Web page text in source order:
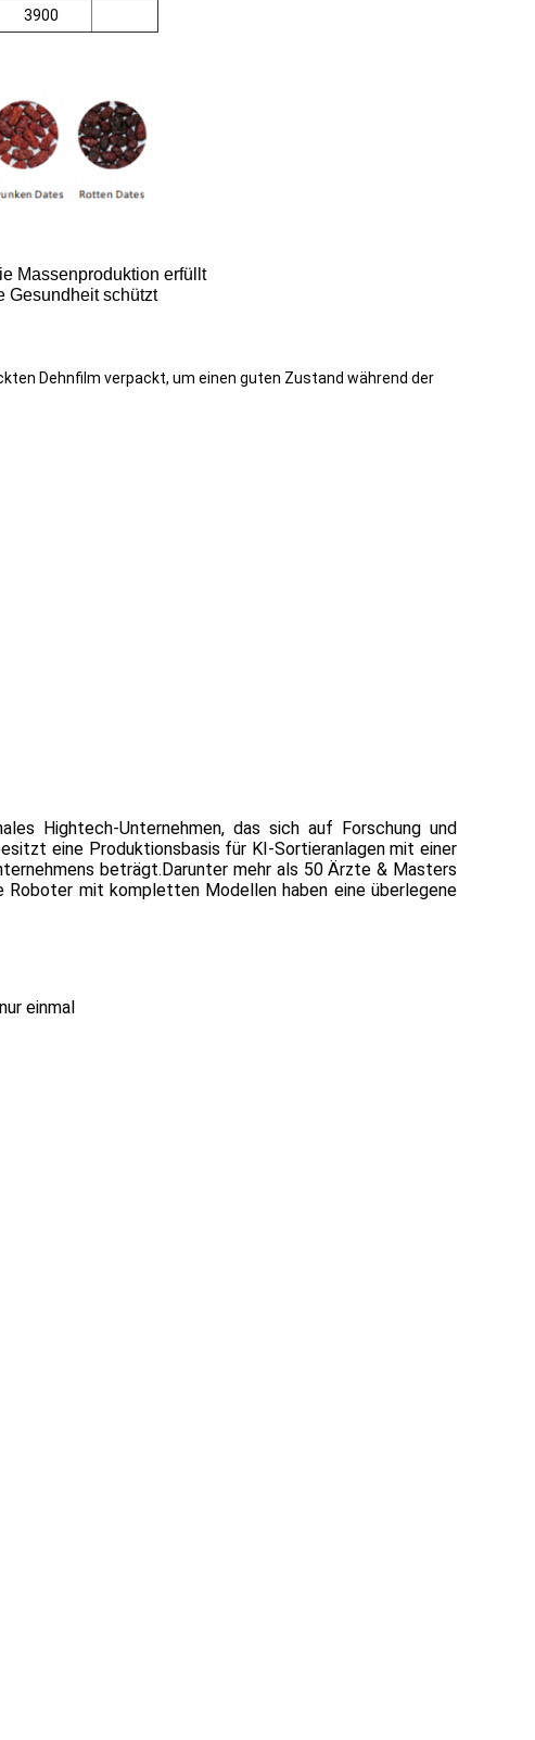
3900
Massenproduktion erfüllt
Gesundheit schützt
Dehnfilm verpackt, um einen guten Zustand während der
Hightech-Unternehmen, das sich auf Forschung und
eine Produktionsbasis für KI-Sortieranlagen mit einer
beträgt.Darunter mehr als 50 Ärzte & Masters
Roboter mit kompletten Modellen haben eine überlegene
einmal